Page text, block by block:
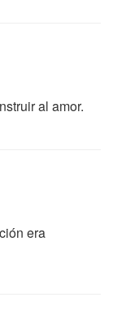
al amor.
era